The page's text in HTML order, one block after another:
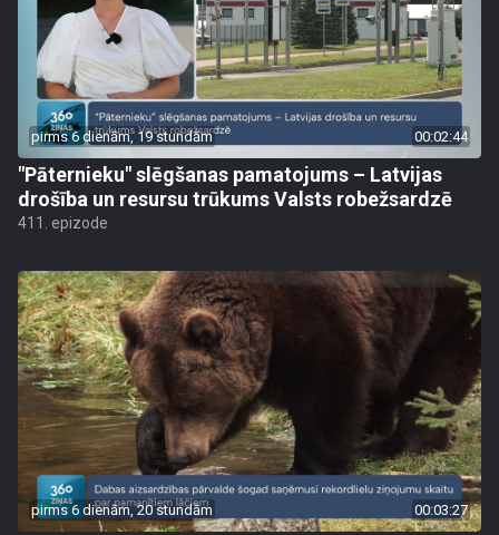
pirms 6 dienām, 19 stundām 00:02:44
"Pāternieku" slēgšanas pamatojums – Latvijas
drošība un resursu trūkums Valsts robežsardzē
411. epizode
pirms 6 dienām, 20 stundām 00:03:27